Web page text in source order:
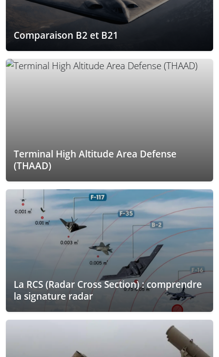
Comparaison B2 et B21
Terminal High Altitude Area Defense
(THAAD)
La RCS (Radar Cross Section) : comprendre
la signature radar